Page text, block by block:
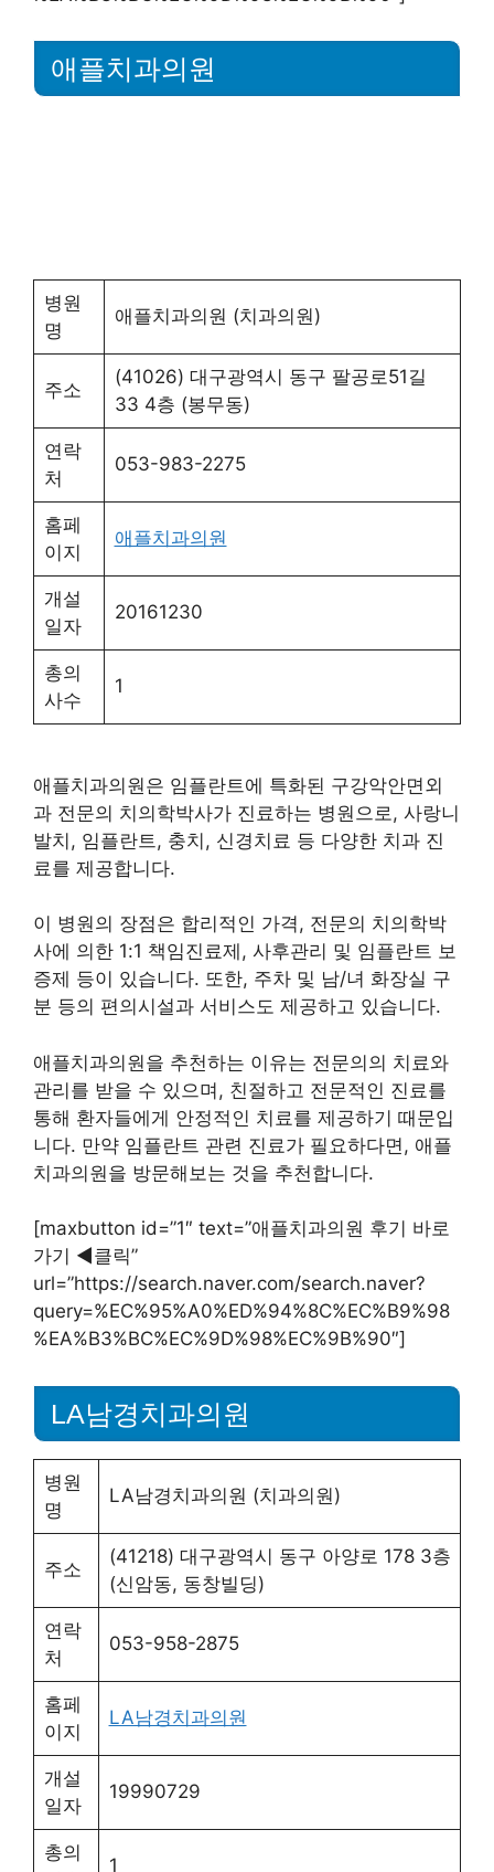
애플치과의원
병원
애플치과의원 (치과의원)
주소
(41026) 대구광역시 동구 팔공로51길
연락
처
053-983-2275
홈페
이지
애플치과의원
개설
일자
20161230
총의
1
애플치과의원은 임플란트에 특화된 구강악안면외
과 전문의 치의학박사가 진료하는 병원으로, 사랑니
발치, 임플란트, 충치, 신경치료 등 다양한 치과 진
료를 제공합니다.
이 병원의 장점은 합리적인 가격, 전문의 치의학박
사에 의한 1:1 책임진료제, 사후관리 및 임플란트 보
증제 등이 있습니다. 또한, 주차 및 남/녀 화장실 구
분 등의 편의시설과 서비스도 제공하고 있습니다.
애플치과의원을 추천하는 이유는 전문의의 치료와
관리를 받을 수 있으며, 친절하고 전문적인 진료를
통해 환자들에게 안정적인 치료를 제공하기 때문입
니다. 만약 임플란트 관련 진료가 필요하다면, 애플
치과의원을 방문해보는 것을 추천합니다.
[maxbutton id=”1″ text=”애플치과의원 후기 바로
가기 ◀︎클릭”
url=”https://search.naver.com/search.naver?
query=%EC%95%A0%ED%94%8C%EC%B9%98
%EA%B3%BC%EC%9D%98%EC%9B%90″]
LA남경치과의원
병원
LA남경치과의원 (치과의원)
주소
(41218) 대구광역시 동구 아양로 178 3층
연락
처
053-958-2875
홈페
이지
LA남경치과의원
개설
일자
19990729